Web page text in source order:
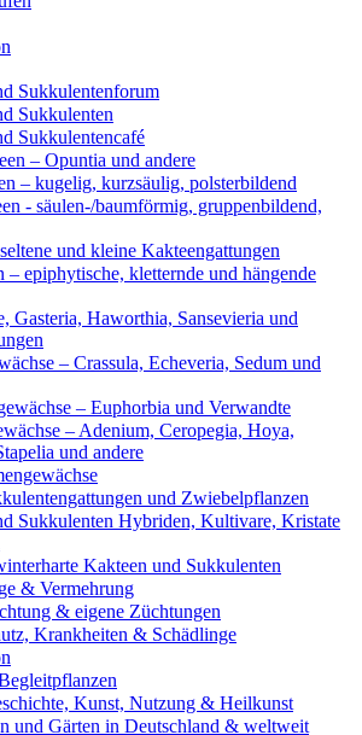
Sukkulentenforum
Sukkulenten
Sukkulentencafé
– Opuntia und andere
– kugelig, kurzsäulig, polsterbildend
- säulen-/baumförmig, gruppenbildend,
und kleine Kakteengattungen
epiphytische, kletternde und hängende
Haworthia, Sansevieria und
– Crassula, Echeveria, Sedum und
– Euphorbia und Verwandte
– Adenium, Ceropegia, Hoya,
und andere
und Zwiebelpflanzen
Sukkulenten Hybriden, Kultivare, Kristate
Kakteen und Sukkulenten
& Vermehrung
& eigene Züchtungen
Krankheiten & Schädlinge
Kunst, Nutzung & Heilkunst
und Gärten in Deutschland & weltweit